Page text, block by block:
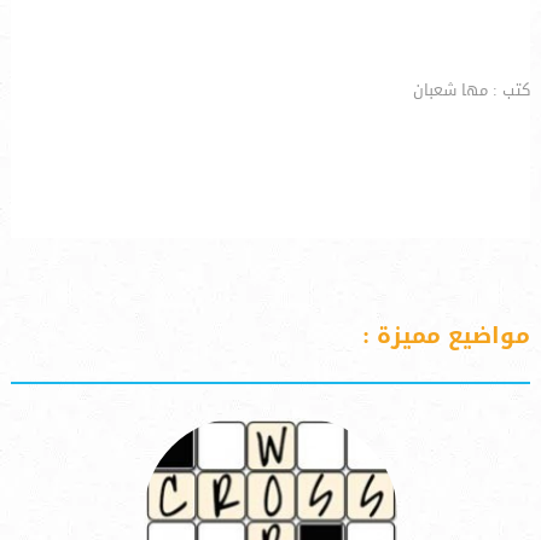
كتب : مها شعبان
مواضيع مميزة :